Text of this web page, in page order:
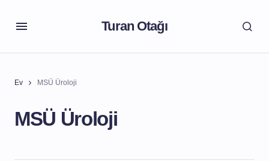
Turan Otağı
Ev MSÜ Üroloji
MSÜ Üroloji